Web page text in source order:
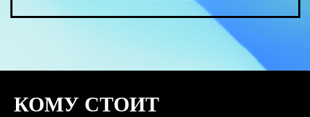
КОМУ СТОИТ